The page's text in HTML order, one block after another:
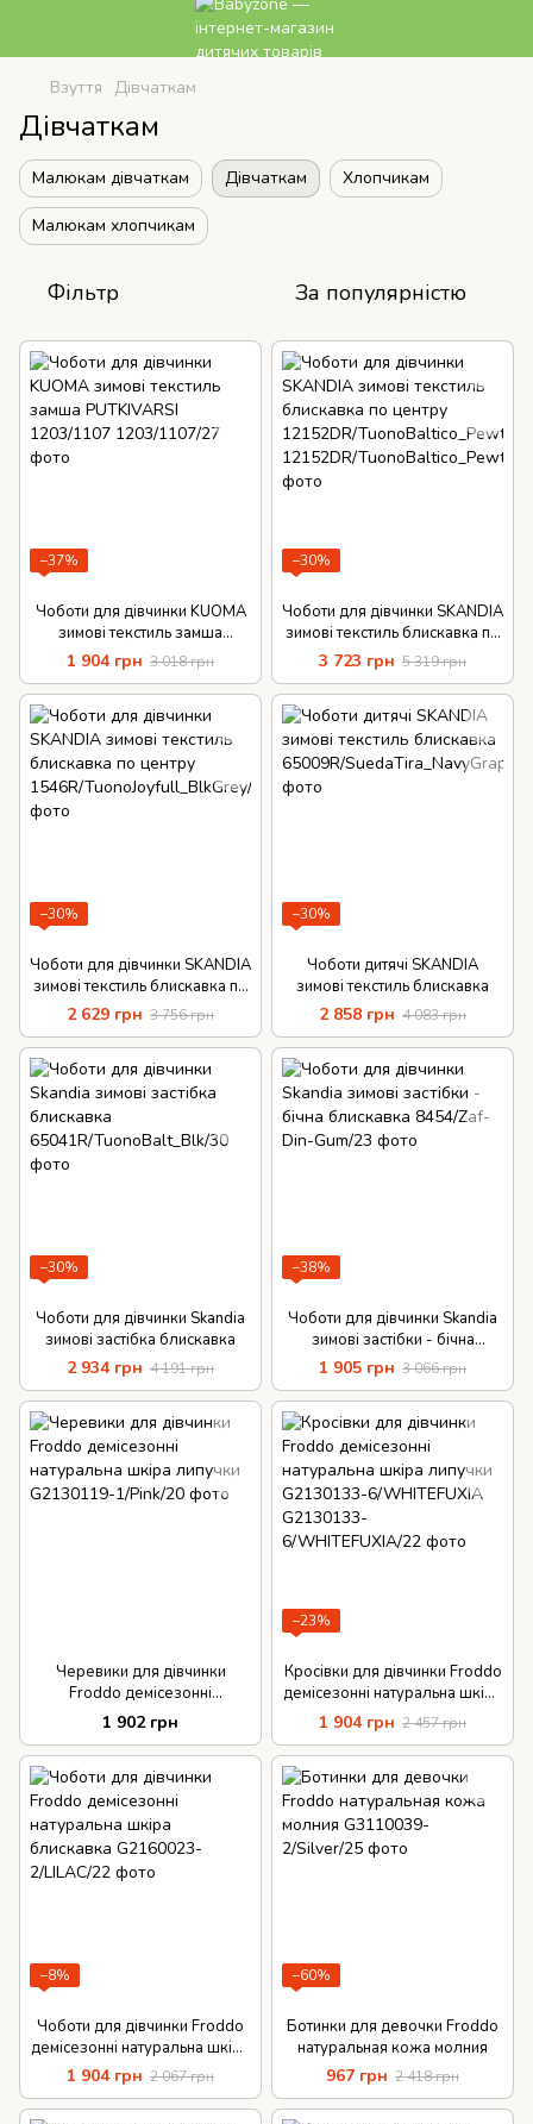
Взуття Дівчаткам
Дівчаткам
Малюкам дівчаткам Дівчаткам Хлопчикам
Малюкам хлопчикам
Фільтр За популярністю
−37%
Чоботи для дівчинки KUOMA
зимові текстиль замша
PUTKIVARSI 1203/1107
1 904 грн 3 018 грн
−30%
Чоботи для дівчинки SKANDIA
зимові текстиль блискавка по
центру
12152DR/TuonoBaltico_Pewte
r
3 723 грн 5 319 грн
−30%
Чоботи для дівчинки SKANDIA
зимові текстиль блискавка по
центру
2 629 грн 3 756 грн
−30%
Чоботи дитячі SKANDIA
зимові текстиль блискавка
2 858 грн 4 083 грн
−30%
Чоботи для дівчинки Skandia
зимові застібка блискавка
2 934 грн 4 191 грн
−38%
Чоботи для дівчинки Skandia
зимові застібки - бічна
блискавка
1 905 грн 3 066 грн
Черевики для дівчинки
Froddo демісезонні
натуральна шкіра липучки
1 902 грн
−23%
Кросівки для дівчинки Froddo
демісезонні натуральна шкіра
липучки G2130133-
6/WHITEFUXIA
1 904 грн 2 457 грн
−8%
Чоботи для дівчинки Froddo
демісезонні натуральна шкіра
блискавка
1 904 грн 2 067 грн
−60%
Ботинки для девочки Froddo
натуральная кожа молния
967 грн 2 418 грн